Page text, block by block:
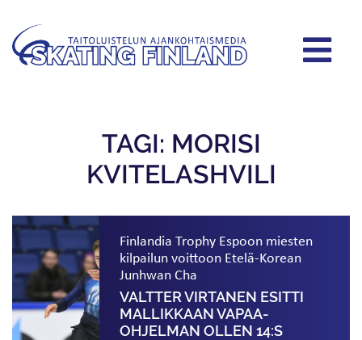
TAGI: MORISI
KVITELASHVILI
Finlandia Trophy Espoon miesten
kilpailun voittoon Etelä-Korean
Junhwan Cha
VALTTER VIRTANEN ESITTI
MALLIKKAAN VAPAA­
OHJELMAN OLLEN 14:S